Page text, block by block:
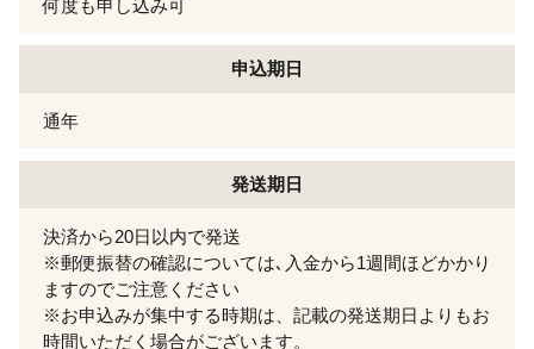
何度も申し込み可
申込期日
通年
発送期日
決済から20日以内で発送
※郵便振替の確認については､入金から1週間ほどかかり
ますのでご注意ください
※お申込みが集中する時期は、記載の発送期日よりもお
時間いただく場合がございます。